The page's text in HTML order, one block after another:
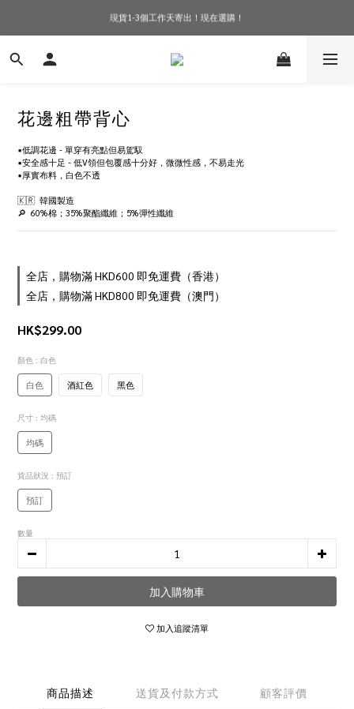
訂單滿$600免香港運費！
現貨1-3個工作天寄出！現在選購！
花邊粗帶背心
▪️低調花邊 - 單穿有亮點但易駕馭
▪️安全感十足 - 低V領但包覆感十分好，微微性感，不易走光
▪️厚實布料，白色不透
🇰🇷  韓國製造
🔎  60%棉；35%聚酯纖維；5%彈性纖維
全店，購物滿 HKD600 即免運費（香港）
全店，購物滿 HKD800 即免運費（澳門）
HK$299.00
顏色 : 白色
白色 酒紅色 黑色
尺寸 : 均碼
均碼
貨品狀況 : 預訂
預訂
數量
加入購物車
加入追蹤清單
商品描述 送貨及付款方式 顧客評價